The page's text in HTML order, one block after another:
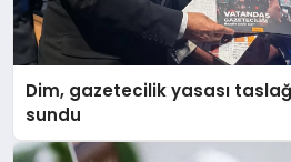
Dim, gazetecilik yasası
sundu